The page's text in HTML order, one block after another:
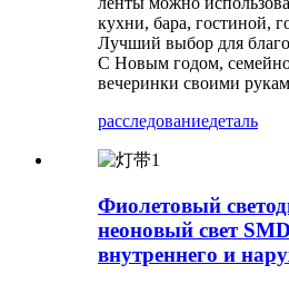
кухни, бара, гостиной,
Лучший выбор для
С Новым годом,
вечеринки своими
расследованиедеталь
Фиолетовый
неоновый свет
внутреннего и